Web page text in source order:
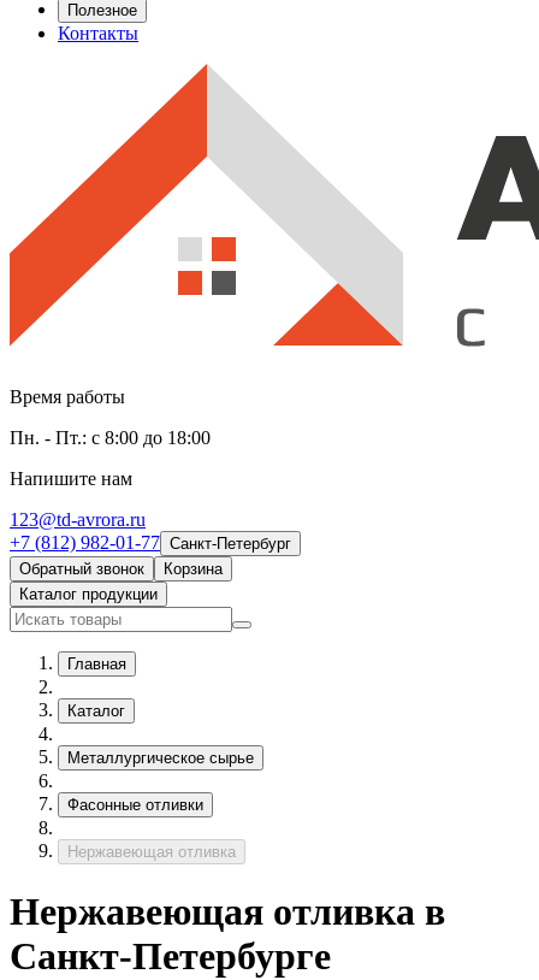
Полезное
Контакты
Время работы
Пн. - Пт.: с 8:00 до 18:00
Напишите нам
123@td-avrora.ru
+7 (812) 982-01-77 Санкт-Петербург
Обратный звонок
Корзина
Каталог продукции
Главная
Каталог
Металлургическое сырье
Фасонные отливки
Нержавеющая отливка
Нержавеющая отливка в
Санкт-Петербурге